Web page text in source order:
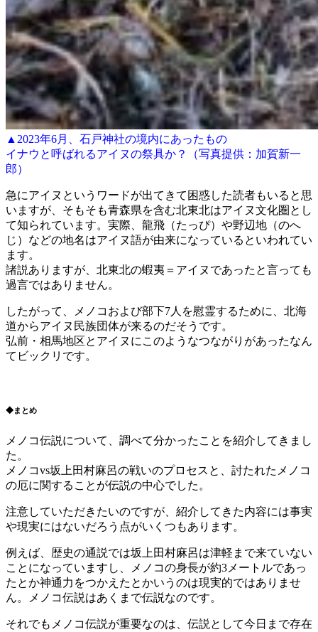
▲2023年6月、石戸神社の境内にあったもの
イナウと呼ばれるアイヌの祭具か？（写真提供：加賀新一
郎）
急にアイヌというワードが出てきて困惑した読者もいると思
いますが、そもそも青森県を含む北東北はアイヌ文化圏とし
て知られています。実際、龍飛（たっぴ）や野辺地（のへ
じ）などの地名はアイヌ語が由来になっているといわれてい
ます。
諸説ありますが、北東北の蝦夷＝アイヌであったと言っても
過言ではありません。
したがって、メノコおよび部下7人を慰霊するために、北海
道からアイヌ民族団体が来るのだそうです。
弘前・相馬地区とアイヌにこのようなつながりがあったなん
てビックリです。
◆まとめ
メノコ伝説について、調べて分かったことを紹介してきまし
た。
メノコvs坂上田村麻呂の戦いのプロセスと、討たれたメノコ
の厄に関することが伝説の中心でした。
注意していただきたいのですが、紹介してきた内容には事実
や現実にはないだろう点がいくつもあります。
例えば、歴史の通説では坂上田村麻呂は津軽まで来ていない
ことになっていますし、メノコの身長が約3メートルであっ
たとか神通力をつかえたとかいうのは現実的ではありませ
ん。メノコ伝説はあくまで伝説なのです。
それでもメノコ伝説が重要なのは、伝説として今日まで存在